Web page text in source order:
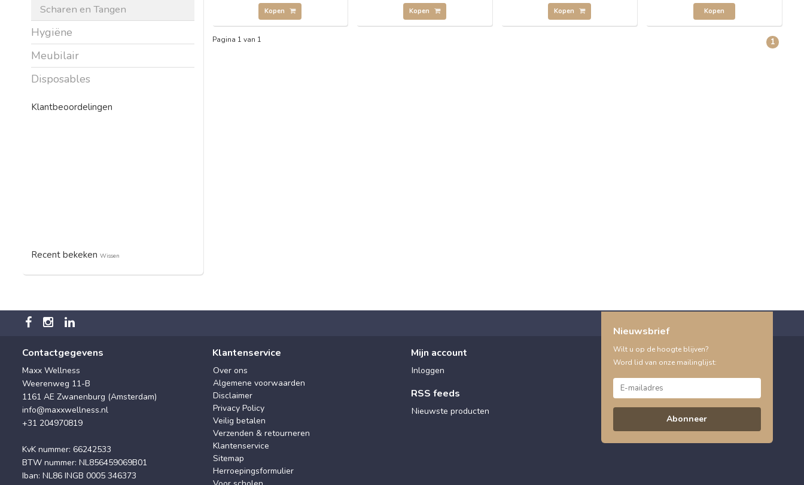
Scharen en Tangen
Hygiëne
Meubilair
Disposables
Klantbeoordelingen
Recent bekeken Wissen
Kopen Kopen Kopen Kopen
Pagina 1 van 1 1
Contactgegevens
Maxx Wellness
Weerenweg 11-B
1161 AE Zwanenburg (Amsterdam)
info@maxxwellness.nl
+31 204970819
KvK nummer: 66242533
BTW nummer: NL856459069B01
Iban: NL86 INGB 0005 346373
Klantenservice
Over ons
Algemene voorwaarden
Disclaimer
Privacy Policy
Veilig betalen
Verzenden & retourneren
Klantenservice
Sitemap
Herroepingsformulier
Mijn account
Inloggen
RSS feeds
Nieuwste producten
Nieuwsbrief
Wilt u op de hoogte blijven?
Word lid van onze mailinglijst:
Abonneer